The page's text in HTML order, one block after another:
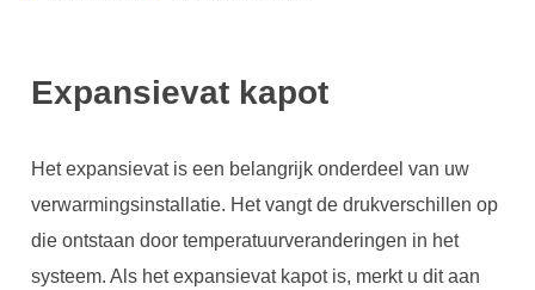
Expansievat kapot
Het expansievat is een belangrijk onderdeel van uw
verwarmingsinstallatie. Het vangt de drukverschillen op
die ontstaan door temperatuurveranderingen in het
systeem. Als het expansievat kapot is, merkt u dit aan